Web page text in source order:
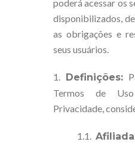
poderá acessar os
disponibilizados,
as obrigações e
seus usuários.
1. Definições:
Termos de
Privacidade,
1.1.